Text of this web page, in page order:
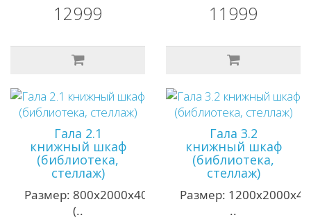
12999 11999
Гала 2.1
книжный шкаф
(библиотека,
стеллаж)
Размер: 800х2000х400мм;
(..
Гала 3.2
книжный шкаф
(библиотека,
стеллаж)
Размер:
..